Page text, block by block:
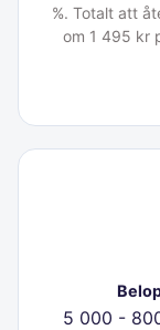
%. Totalt att
om 1 495 kr
5 000 -